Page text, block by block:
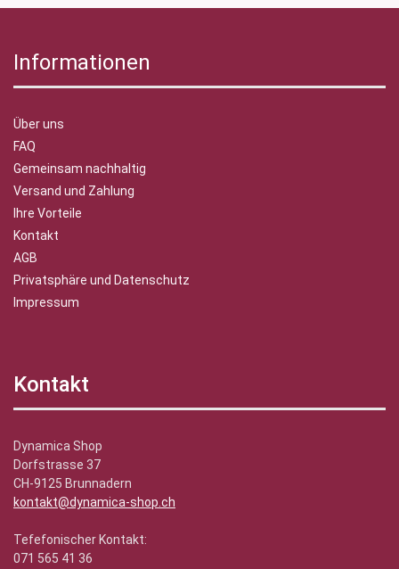
Informationen
Über uns
FAQ
Gemeinsam nachhaltig
Versand und Zahlung
Ihre Vorteile
Kontakt
AGB
Privatsphäre und Datenschutz
Impressum
Kontakt
Dynamica Shop
Dorfstrasse 37
CH-9125 Brunnadern
kontakt@dynamica-shop.ch
Tefefonischer Kontakt:
071 565 41 36